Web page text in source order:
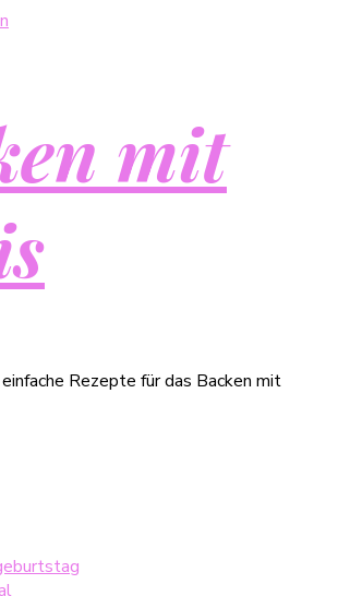
mit
Rezepte für das Backen mit